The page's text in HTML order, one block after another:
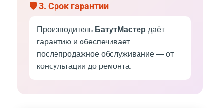
🛡️ 3. Срок гарантии
Производитель БатутМастер даёт
гарантию и обеспечивает
послепродажное обслуживание — от
консультации до ремонта.